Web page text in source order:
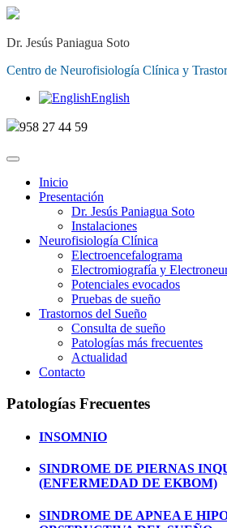
Dr. Jesús Paniagua Soto
Centro de Neurofisiología Clínica y
English
958 27 44 59
Inicio
Presentación
Dr. Jesús Paniagua Soto
Instalaciones
Neurofisiología Clínica
Electroencefalograma
Electromiografía y
Potenciales evocados
Pruebas de sueño
Trastornos del Sueño
Consulta de sueño
Patologías más frecuentes
Actualidad
Contacto
Patologías Frecuentes
INSOMNIO
SINDROME DE PIERNAS
(ENFERMEDAD DE EKBOM)
SINDROME DE APNEA E